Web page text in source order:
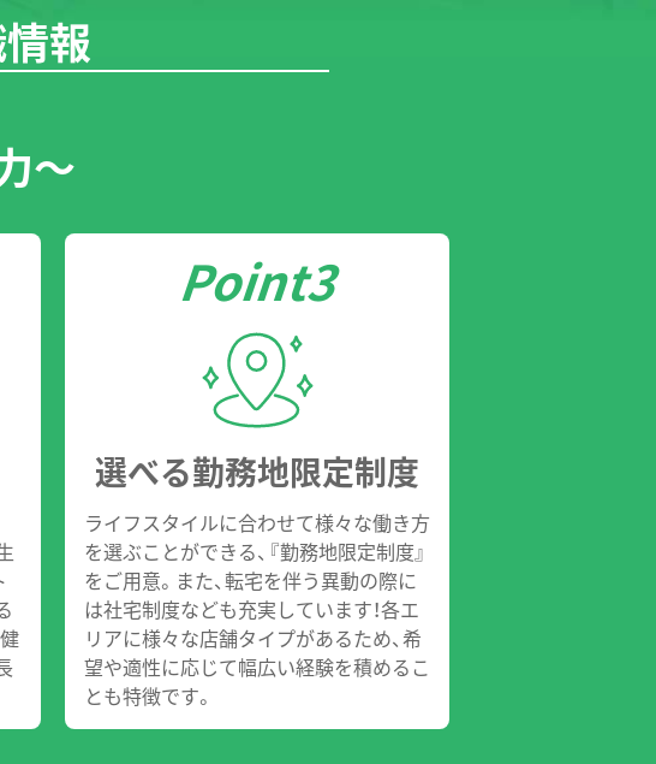
報
〜
選べる勤務地限定制度
ライフスタイルに合わせて様々な働き方
を選ぶことができる、『勤務地限定制度』
をご用意。また、転宅を伴う異動の際に
は社宅制度なども充実しています！各エ
リアに様々な店舗タイプがあるため、希
望や適性に応じて幅広い経験を積めるこ
とも特徴です。